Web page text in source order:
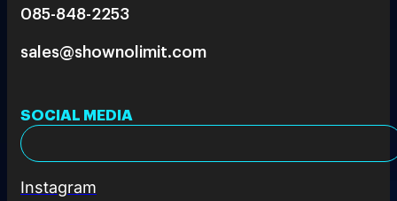
085-848-2253
sales@shownolimit.com
SOCIAL MEDIA
Instagram